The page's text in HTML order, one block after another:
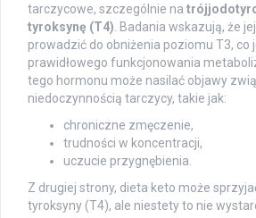
tarczycowe, szczególnie na
tyroksynę (T4). Badania wskazują, że
prowadzić do obniżenia poziomu T3, co
prawidłowego funkcjonowania
tego hormonu może nasilać objawy
niedoczynnością tarczycy, takie jak:
chroniczne zmęczenie,
trudności w koncentracji,
uczucie przygnębienia.
Z drugiej strony, dieta keto może
tyroksyny (T4), ale niestety to nie